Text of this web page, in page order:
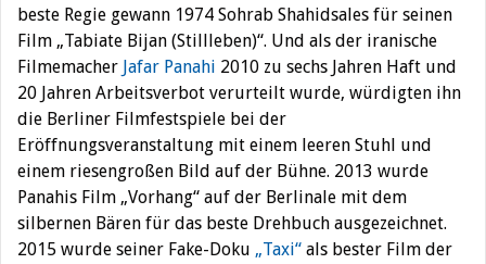
beste Regie gewann 1974 Sohrab Shahidsales für seinen
Film „Tabiate Bijan (Stillleben)“. Und als der iranische
Filmemacher Jafar Panahi 2010 zu sechs Jahren Haft und
20 Jahren Arbeitsverbot verurteilt wurde, würdigten ihn
die Berliner Filmfestspiele bei der
Eröffnungsveranstaltung mit einem leeren Stuhl und
einem riesengroßen Bild auf der Bühne. 2013 wurde
Panahis Film „Vorhang“ auf der Berlinale mit dem
silbernen Bären für das beste Drehbuch ausgezeichnet.
2015 wurde seiner Fake-Doku „Taxi“ als bester Film der